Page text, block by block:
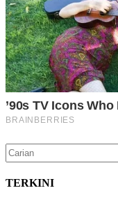
Search
TERKINI